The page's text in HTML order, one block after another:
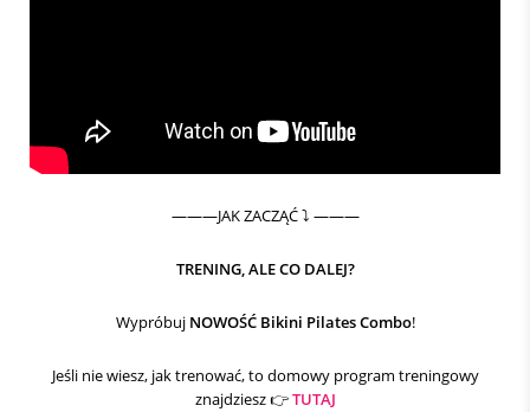
———JAK ZACZĄĆ ⤵️ ———
TRENING, ALE CO DALEJ?
Wypróbuj NOWOŚĆ Bikini Pilates Combo!
Jeśli nie wiesz, jak trenować, to domowy program treningowy
znajdziesz 👉TUTAJ